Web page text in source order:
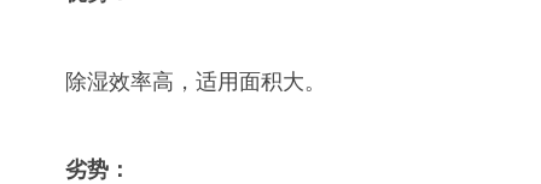
除湿效率高，适用面积大。
劣势：